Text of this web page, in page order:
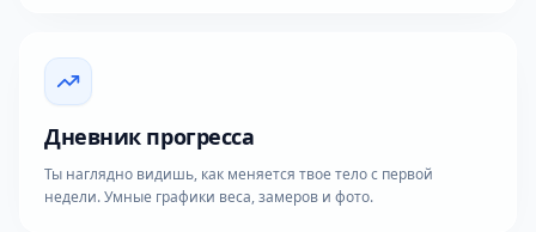
Дневник прогресса
Ты наглядно видишь, как меняется твое тело с первой
недели. Умные графики веса, замеров и фото.